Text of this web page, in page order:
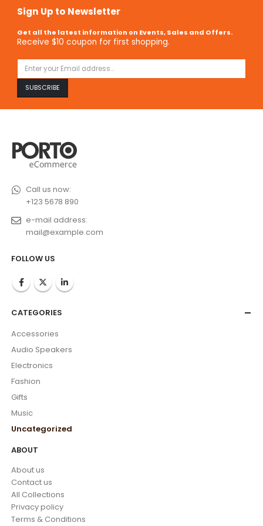
Sign Up to Newsletter
Get all the latest information on Events, Sales and Offers.
Receive $10 coupon for first shopping.
Call us now:
+123 5678 890
e-mail address:
mail@example.com
FOLLOW US
CATEGORIES
Accessories
Audio Speakers
Electronics
Fashion
Gifts
Music
Uncategorized
ABOUT
About us
Contact us
All Collections
Privacy policy
Terms & Conditions